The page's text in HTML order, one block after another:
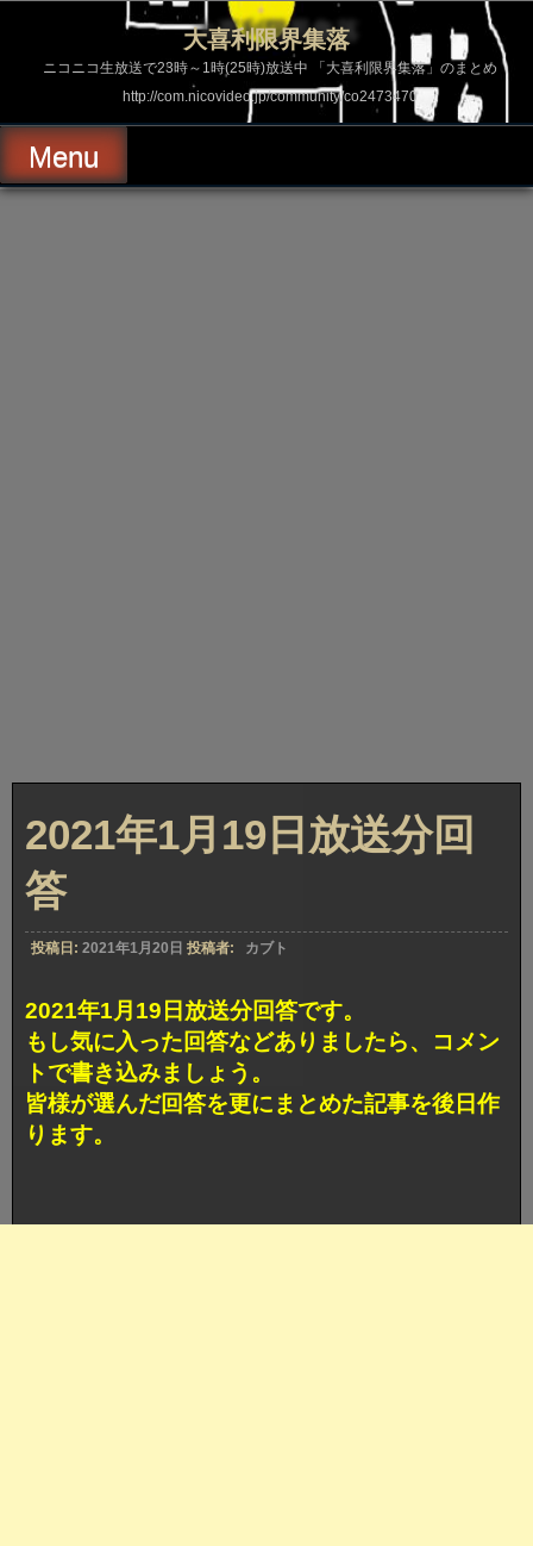
ス
ッ
プ
大喜利限界集落
ニコニコ生放送で23時～1時(25時)放送中 「大喜利限界集落」のまとめ
http://com.nicovideo.jp/community/co2473470
Menu
2021年1月19日放送分回
答
投稿日: 2021年1月20日 投稿者: カブト
2021年1月19日放送分回答です。
もし気に入った回答などありましたら、コメン
トで書き込みましょう。
皆様が選んだ回答を更にまとめた記事を後日作
ります。